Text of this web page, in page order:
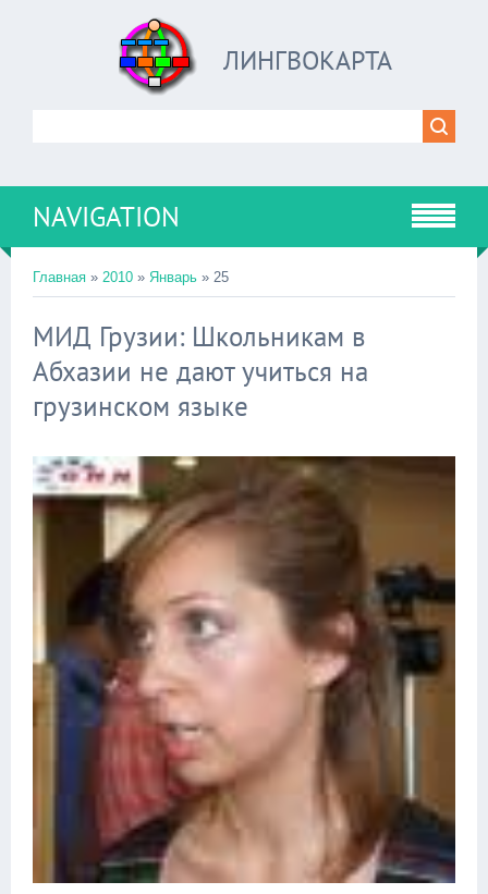
ЛИНГВОКАРТА
NAVIGATION
Главная » 2010 » Январь » 25
МИД Грузии: Школьникам в
Абхазии не дают учиться на
грузинском языке